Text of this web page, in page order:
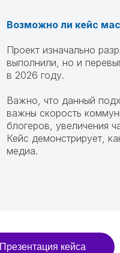
Возможно ли кейс
Проект изначально
выполнили, но и
в 2026 году.
Важно, что данный
важны скорость
блогеров, увеличения
Кейс демонстрирует,
медиа.
Презентация кейса